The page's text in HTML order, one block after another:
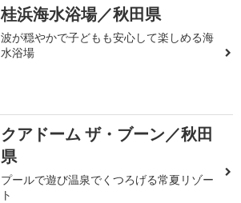
桂浜海水浴場／秋田県
波が穏やかで子どもも安心して楽しめる海
水浴場
クアドーム ザ・ブーン／秋田
県
プールで遊び温泉でくつろげる常夏リゾー
ト